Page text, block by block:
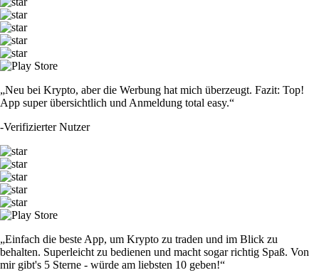
„Neu bei Krypto, aber die Werbung hat mich überzeugt. Fazit: Top!
App super übersichtlich und Anmeldung total easy.“
-Verifizierter Nutzer
„Einfach die beste App, um Krypto zu traden und im Blick zu
behalten. Superleicht zu bedienen und macht sogar richtig Spaß. Von
mir gibt's 5 Sterne - würde am liebsten 10 geben!“